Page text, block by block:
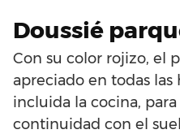
Doussié
Con su color rojizo, el
apreciado en todas las
incluida la cocina,
continuidad con el